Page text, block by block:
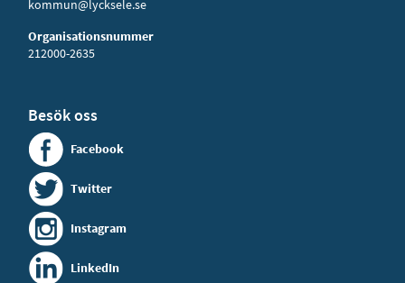
kommun@lycksele.se
Organisationsnummer
212000-2635
Besök oss
Facebook
Twitter
Instagram
LinkedIn